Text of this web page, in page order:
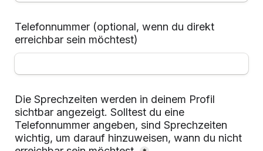
Telefonnummer (optional, wenn du direkt
erreichbar sein möchtest)
Die Sprechzeiten werden in deinem Profil
sichtbar angezeigt. Solltest du eine
Telefonnummer angeben, sind Sprechzeiten
wichtig, um darauf hinzuweisen, wann du nicht